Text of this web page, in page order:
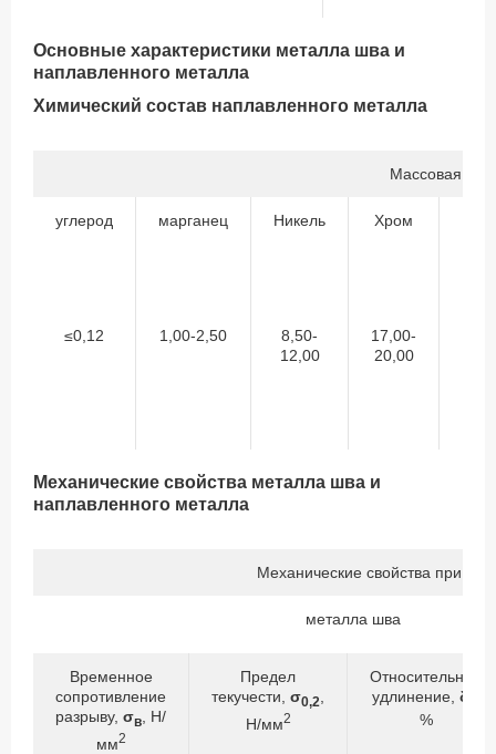
Основные характеристики металла шва и
наплавленного металла
Химический состав наплавленного металла
Массовая
углерод марганец Никель Хром
≤0,12 1,00-2,50
8,50-
12,00
17,00-
20,00
Механические свойства металла шва и
наплавленного металла
Механические свойства при
металла шва
Временное
сопротивление
разрыву, σв
, Н/
мм2
Предел
текучести, σ0,2
Н/мм2
Относительное
удлинение, δ
%